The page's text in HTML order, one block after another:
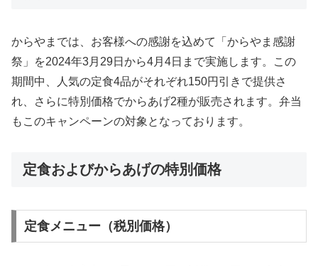
からやまでは、お客様への感謝を込めて「からやま感謝
祭」を2024年3月29日から4月4日まで実施します。この
期間中、人気の定食4品がそれぞれ150円引きで提供さ
れ、さらに特別価格でからあげ2種が販売されます。弁当
もこのキャンペーンの対象となっております。
定食およびからあげの特別価格
定食メニュー（税別価格）